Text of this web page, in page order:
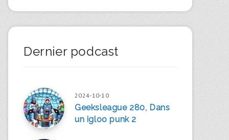
Dernier podcast
2024-10-10
Geeksleague 280, Dans
un igloo punk 2